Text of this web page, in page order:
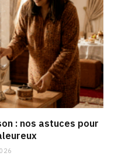
: nos astuces pour